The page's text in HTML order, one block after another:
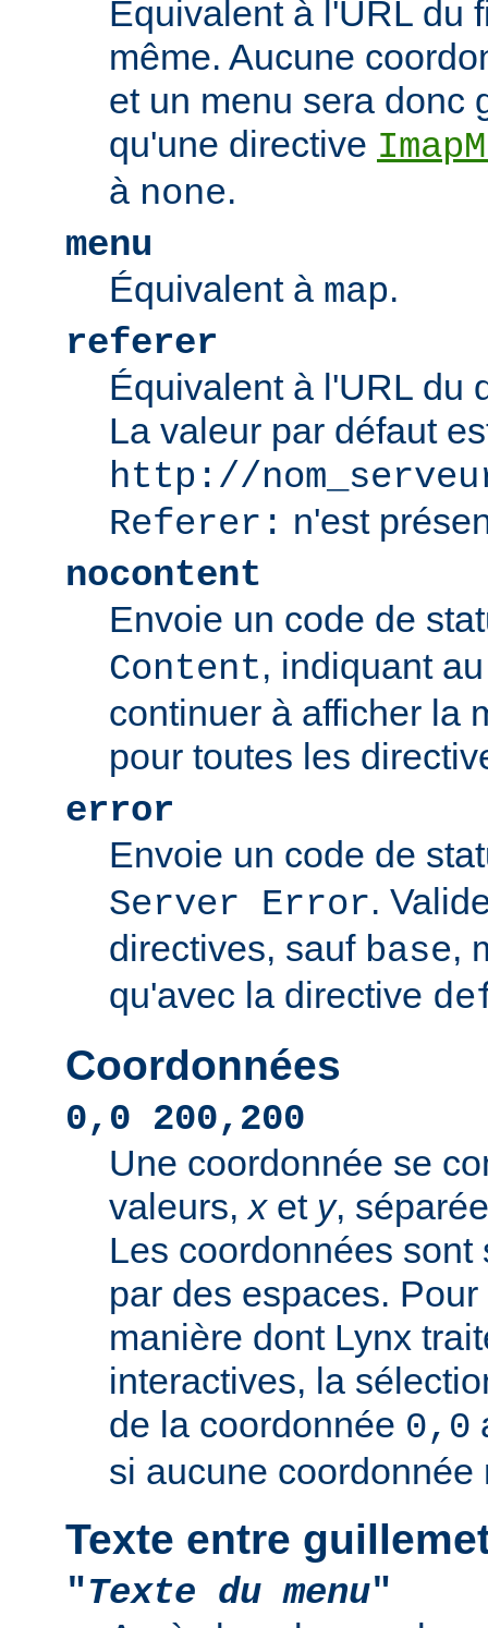
Équivalent à l'URL du
même. Aucune
et un menu sera donc
qu'une directive
à none.
menu
Équivalent à map.
referer
Équivalent à l'URL du
La valeur par défaut
http://
Referer: n'est
nocontent
Envoie un code de
Content, indiquant
continuer à afficher la
pour toutes les
error
Envoie un code de
Server Error.
directives, sauf base,
qu'avec la directive
Coordonnées
0,0 200,200
Une coordonnée se
valeurs,xet y,
Les coordonnées
par des espaces.
manière dont Lynx
interactives, la
de la coordonnée 0,0
si aucune
Texte entre
"Texte du menu"